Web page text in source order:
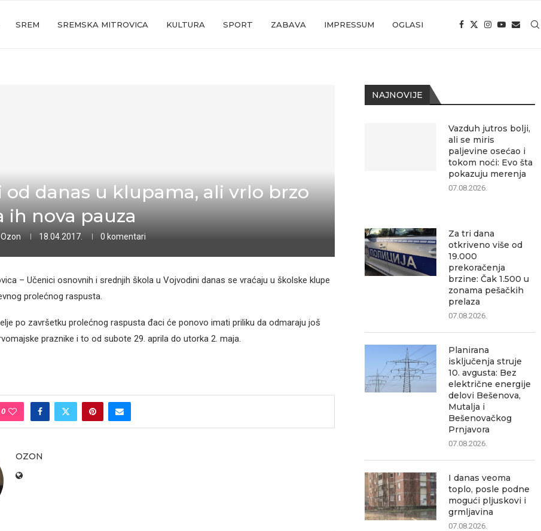
SREM SREMSKA MITROVICA KULTURA SPORT ZABAVA IMPRESSUM OGLASI
od danas u klupama, ali vrlo brzo
ih nova pauza
Ozon 18.04.2017. 0 komentari
– Učenici osnovnih i srednjih škola u Vojvodini danas se vraćaju u školske klupe
prolećnog raspusta.
po završetku prolećnog raspusta đaci će ponovo imati priliku da odmaraju još
praznike i to od subote 29. aprila do utorka 2. maja.
0
OZON
NAJNOVIJE
Vazduh jutros bolji,
ali se miris
paljevine osećao i
tokom noći: Evo šta
pokazuju merenja
07.08.2026.
Za tri dana
otkriveno više od
19.000
prekoračenja
brzine: Čak 1.500 u
zonama pešačkih
prelaza
07.08.2026.
Planirana
isključenja struje
10. avgusta: Bez
električne energije
delovi Bešenova,
Mutalja i
Bešenovačkog
Prnjavora
07.08.2026.
I danas veoma
toplo, posle podne
mogući pljuskovi i
grmljavina
07.08.2026.